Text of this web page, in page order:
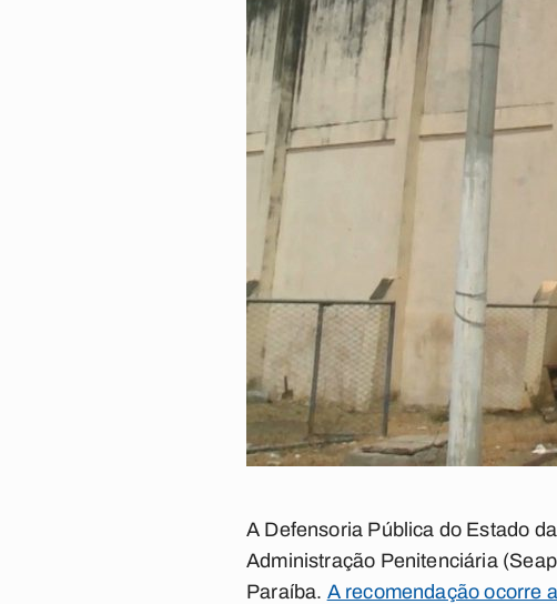
A Defensoria Pública do Estado
Administração Penitenciária
Paraíba. A recomendação ocorre